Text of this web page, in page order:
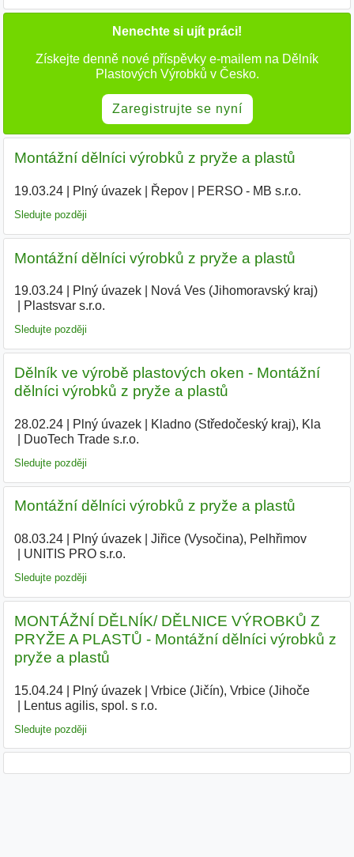
Nenechte si ujít práci!
Získejte denně nové příspěvky e-mailem na Dělník
Plastových Výrobků v Česko.
Zaregistrujte se nyní
Montážní dělníci výrobků z pryže a plastů
19.03.24| Plný úvazek| Řepov| PERSO - MB s.r.o.
Sledujte později
Montážní dělníci výrobků z pryže a plastů
19.03.24| Plný úvazek| Nová Ves (Jihomoravský kraj)|
Plastsvar s.r.o.
Sledujte později
Dělník ve výrobě plastových oken - Montážní
dělníci výrobků z pryže a plastů
28.02.24| Plný úvazek| Kladno (Středočeský kraj), Kla
DuoTech Trade s.r.o.
Sledujte později
Montážní dělníci výrobků z pryže a plastů
08.03.24| Plný úvazek| Jiřice (Vysočina), Pelhřimov|
UNITIS PRO s.r.o.
Sledujte později
MONTÁŽNÍ DĚLNÍK/ DĚLNICE VÝROBKŮ Z
PRYŽE A PLASTŮ - Montážní dělníci výrobků z
pryže a plastů
15.04.24| Plný úvazek| Vrbice (Jičín), Vrbice (Jihoče|
Lentus agilis, spol. s r.o.
Sledujte později